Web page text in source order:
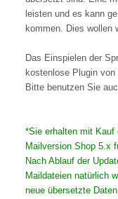
leisten und es kann
kommen. Dies wollen
Das Einspielen der
kostenlose Plugin
Bitte benutzen Sie
*Sie erhalten mit Kauf
Mailversion Shop 5.x
Nach Ablauf der
Maildateien natürlich
neue übersetzte